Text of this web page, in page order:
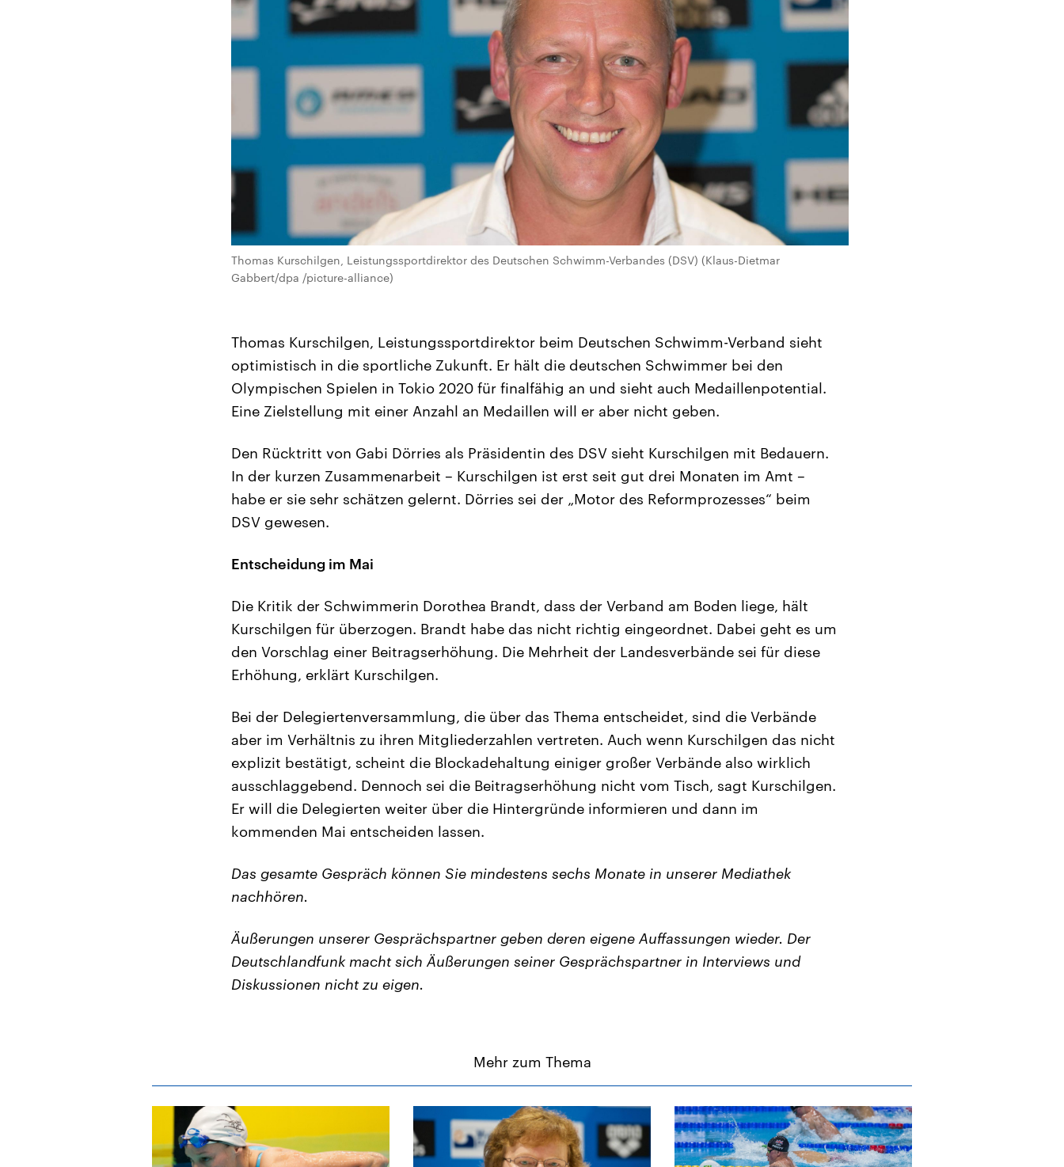
Thomas Kurschilgen, Leistungssportdirektor des Deutschen Schwimm-Verbandes (DSV) (Klaus-Dietmar
Gabbert/dpa /picture-alliance)
Thomas Kurschilgen, Leistungssportdirektor beim Deutschen Schwimm-Verband sieht
optimistisch in die sportliche Zukunft. Er hält die deutschen Schwimmer bei den
Olympischen Spielen in Tokio 2020 für finalfähig an und sieht auch Medaillenpotential.
Eine Zielstellung mit einer Anzahl an Medaillen will er aber nicht geben.
Den Rücktritt von Gabi Dörries als Präsidentin des DSV sieht Kurschilgen mit Bedauern.
In der kurzen Zusammenarbeit – Kurschilgen ist erst seit gut drei Monaten im Amt –
habe er sie sehr schätzen gelernt. Dörries sei der „Motor des Reformprozesses“ beim
DSV gewesen.
Entscheidung im Mai
Die Kritik der Schwimmerin Dorothea Brandt, dass der Verband am Boden liege, hält
Kurschilgen für überzogen. Brandt habe das nicht richtig eingeordnet. Dabei geht es um
den Vorschlag einer Beitragserhöhung. Die Mehrheit der Landesverbände sei für diese
Erhöhung, erklärt Kurschilgen.
Bei der Delegiertenversammlung, die über das Thema entscheidet, sind die Verbände
aber im Verhältnis zu ihren Mitgliederzahlen vertreten. Auch wenn Kurschilgen das nicht
explizit bestätigt, scheint die Blockadehaltung einiger großer Verbände also wirklich
ausschlaggebend. Dennoch sei die Beitragserhöhung nicht vom Tisch, sagt Kurschilgen.
Er will die Delegierten weiter über die Hintergründe informieren und dann im
kommenden Mai entscheiden lassen.
Das gesamte Gespräch können Sie mindestens sechs Monate in unserer Mediathek
nachhören.
Äußerungen unserer Gesprächspartner geben deren eigene Auffassungen wieder. Der
Deutschlandfunk macht sich Äußerungen seiner Gesprächspartner in Interviews und
Diskussionen nicht zu eigen.
Mehr zum Thema